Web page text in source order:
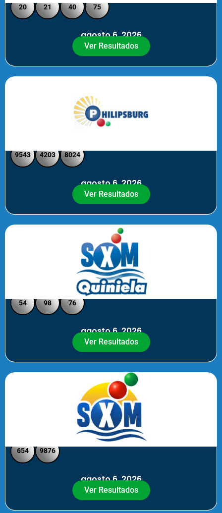
20 21 40 75
agosto 6, 2026
Ver Resultados
9543 4203 8024
agosto 6, 2026
Ver Resultados
Quiniela SXM - Noche
54 98 76
agosto 6, 2026
Ver Resultados
SXM Noche - Pick 3 Pick 4
654 9876
agosto 6, 2026
Ver Resultados